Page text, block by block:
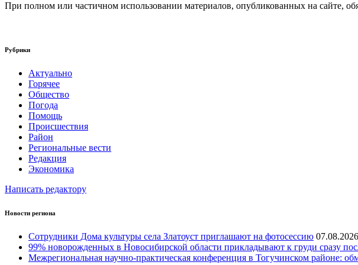
При полном или частичном использовании материалов, опубликованных на сайте,
Рубрики
Актуально
Горячее
Общество
Погода
Помощь
Происшествия
Район
Региональные вести
Редакция
Экономика
Написать редактору
Новости региона
Сотрудники Дома культуры села Златоуст приглашают на фотосессию 07.08.2026
99% новорожденных в Новосибирской области прикладывают к груди сразу
Межрегиональная научно‑практическая конференция в Тогучинском районе: